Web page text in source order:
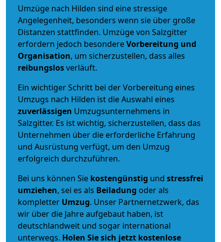
Umzüge nach Hilden sind eine stressige
Angelegenheit, besonders wenn sie über große
Distanzen stattfinden. Umzüge von Salzgitter
erfordern jedoch besondereVorbereitung und
Organisation, um sicherzustellen, dass alles
reibungslosverläuft.
Ein wichtiger Schritt bei der Vorbereitung eines
Umzugs nach Hilden ist die Auswahl eines
zuverlässigen Umzugsunternehmens in
Salzgitter. Es ist wichtig, sicherzustellen, dass das
Unternehmen über die erforderliche Erfahrung
und Ausrüstung verfügt, um den Umzug
erfolgreich durchzuführen.
Bei uns können Sie kostengünstig und stressfrei
umziehen, sei es als Beiladung oder als
kompletter Umzug. Unser Partnernetzwerk, das
wir über die Jahre aufgebaut haben, ist
deutschlandweit und sogar international
unterwegs. Holen Sie sich jetzt kostenlose